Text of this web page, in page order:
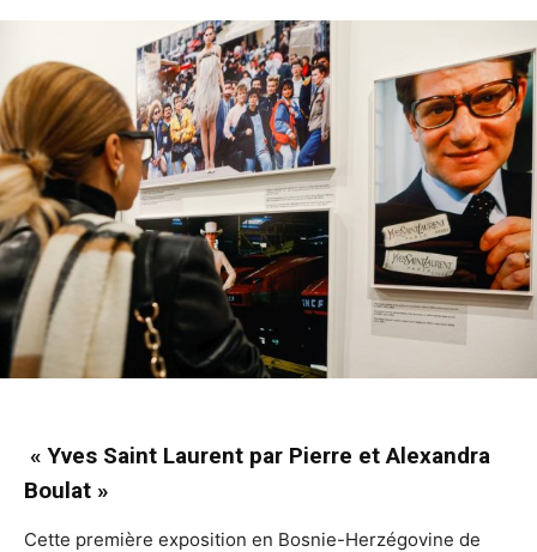
« Yves Saint Laurent par Pierre et Alexandra
Boulat »
Cette première exposition en Bosnie-Herzégovine de